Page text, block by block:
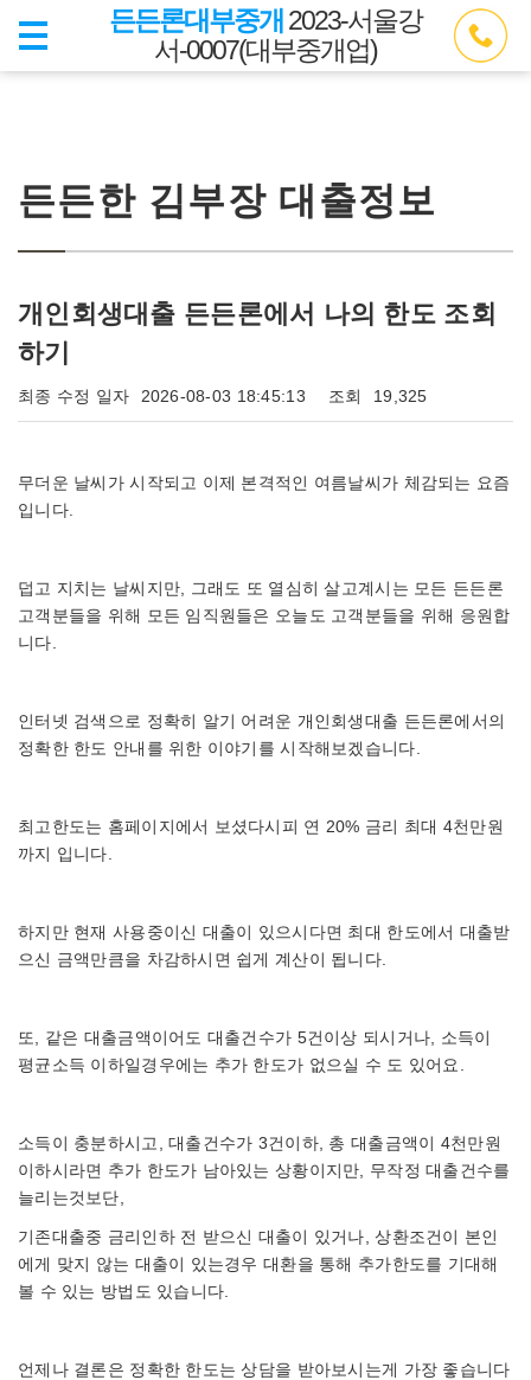
든든론대부중개 2023-서울강
서-0007(대부중개업)
든든한 김부장 대출정보
개인회생대출 든든론에서 나의 한도 조회
하기
최종 수정 일자 2026-08-03 18:45:13 조회 19,325
무더운 날씨가 시작되고 이제 본격적인 여름날씨가 체감되는 요즘
입니다.
덥고 지치는 날씨지만, 그래도 또 열심히 살고계시는 모든 든든론
고객분들을 위해 모든 임직원들은 오늘도 고객분들을 위해 응원합
니다.
인터넷 검색으로 정확히 알기 어려운 개인회생대출 든든론에서의
정확한 한도 안내를 위한 이야기를 시작해보겠습니다.
최고한도는 홈페이지에서 보셨다시피 연 20% 금리 최대 4천만원
까지 입니다.
하지만 현재 사용중이신 대출이 있으시다면 최대 한도에서 대출받
으신 금액만큼을 차감하시면 쉽게 계산이 됩니다.
또, 같은 대출금액이어도 대출건수가 5건이상 되시거나, 소득이
평균소득 이하일경우에는 추가 한도가 없으실 수 도 있어요.
소득이 충분하시고, 대출건수가 3건이하, 총 대출금액이 4천만원
이하시라면 추가 한도가 남아있는 상황이지만, 무작정 대출건수를
늘리는것보단,
기존대출중 금리인하 전 받으신 대출이 있거나, 상환조건이 본인
에게 맞지 않는 대출이 있는경우 대환을 통해 추가한도를 기대해
볼 수 있는 방법도 있습니다.
언제나 결론은 정확한 한도는 상담을 받아보시는게 가장 좋습니다